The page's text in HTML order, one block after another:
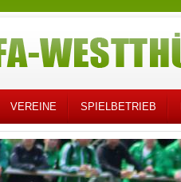
VEREINE SPIELBETRIEB